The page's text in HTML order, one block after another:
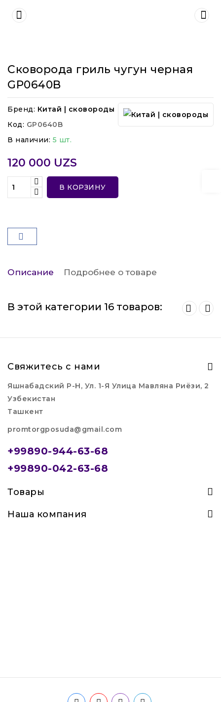
Сковорода гриль чугун черная
GP0640B
Бренд: Китай | сковороды
Код: GP0640B
В наличии: 5 шт.
120 000 UZS
В КОРЗИНУ
Описание Подробнее о товаре
В этой категории 16 товаров:
Свяжитесь с нами
Яшнабадский Р-Н, Ул. 1-Я Улица Мавляна Риёзи, 2
Узбекистан
Ташкент
promtorgposuda@gmail.com
+99890-944-63-68
+99890-042-63-68
Товары
Наша компания